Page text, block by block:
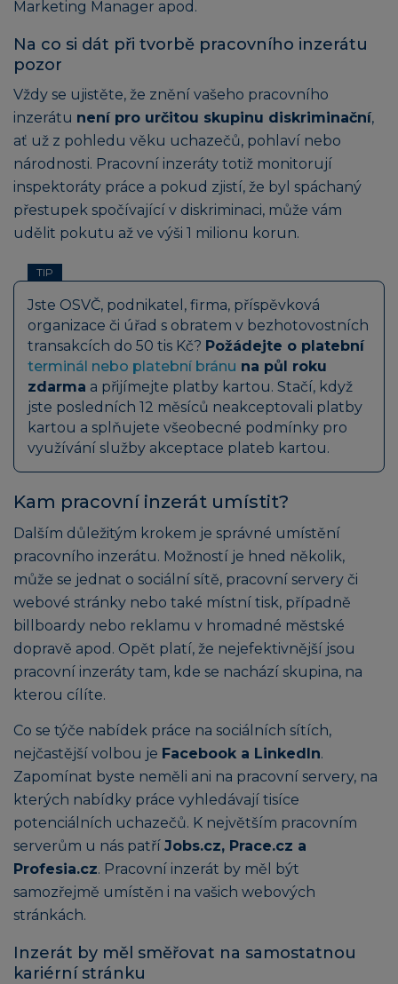
Marketing Manager apod.
Na co si dát při tvorbě pracovního inzerátu
pozor
Vždy se ujistěte, že znění vašeho pracovního
inzerátu není pro určitou skupinu diskriminační,
ať už z pohledu věku uchazečů, pohlaví nebo
národnosti. Pracovní inzeráty totiž monitorují
inspektoráty práce a pokud zjistí, že byl spáchaný
přestupek spočívající v diskriminaci, může vám
udělit pokutu až ve výši 1 milionu korun.
TIP
Jste OSVČ, podnikatel, firma, příspěvková
organizace či úřad s obratem v bezhotovostních
transakcích do 50 tis Kč? Požádejte o platební
terminál nebo platební bránu na půl roku
zdarma a přijímejte platby kartou. Stačí, když
jste posledních 12 měsíců neakceptovali platby
kartou a splňujete všeobecné podmínky pro
využívání služby akceptace plateb kartou.
Kam pracovní inzerát umístit?
Dalším důležitým krokem je správné umístění
pracovního inzerátu. Možností je hned několik,
může se jednat o sociální sítě, pracovní servery či
webové stránky nebo také místní tisk, případně
billboardy nebo reklamu v hromadné městské
dopravě apod. Opět platí, že nejefektivnější jsou
pracovní inzeráty tam, kde se nachází skupina, na
kterou cílíte.
Co se týče nabídek práce na sociálních sítích,
nejčastější volbou je Facebook a LinkedIn.
Zapomínat byste neměli ani na pracovní servery, na
kterých nabídky práce vyhledávají tisíce
potenciálních uchazečů. K největším pracovním
serverům u nás patří Jobs.cz, Prace.cz a
Profesia.cz. Pracovní inzerát by měl být
samozřejmě umístěn i na vašich webových
stránkách.
Inzerát by měl směřovat na samostatnou
kariérní stránku